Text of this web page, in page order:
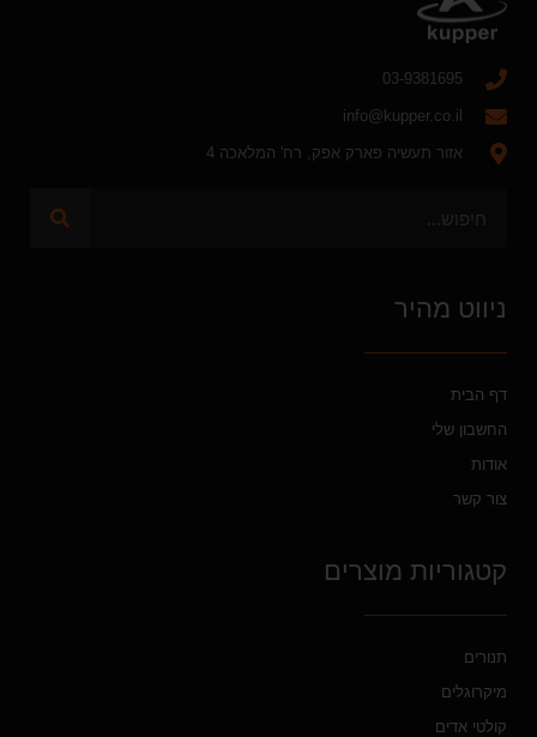
03-9381695
info@kupper.co.il
אזור תעשיה פארק אפק, רח' המלאכה 4
ניווט מהיר
דף הבית
החשבון שלי
אודות
צור קשר
קטגוריות מוצרים
תנורים
מיקרוגלים
קולטי אדים